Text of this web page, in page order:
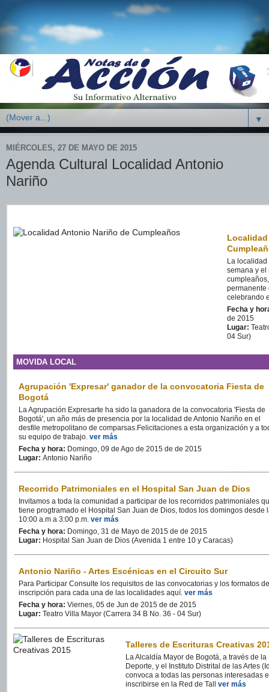
▼
MIÉRCOLES, 27 DE MAYO DE 2015
Agenda Cultural Localidad Antonio
Nariño
La
semana y el
permanente
celebrando
Fecha y
de 2015
Lugar:
04 Sur)
MOVIDA LOCAL
Agrupación 'Expresar' ganador de la convocatoria Fiesta de
Bogotá
La Agrupación Expresarte ha sido la ganadora de la convocatoria 'Fiesta de
Bogotá', un año más de presencia por la localidad de Antonio Nariño en el
desfile metropolitano de comparsas.Felicitaciones a esta organización y a
su equipo de trabajo. ver más
Fecha y hora: Domingo, 09 de Ago de 2015 de de 2015
Lugar: Antonio Nariño
Recorrido Patrimoniales en el Hospital San Juan de Dios
Invitamos a toda la comunidad a participar de los recorridos patrimoniales
tiene progtramado el Hospital San Juan de Dios, todos los domingos desde
10:00 a.m a 3:00 p.m. ver más
Fecha y hora: Domingo, 31 de Mayo de 2015 de de 2015
Lugar: Hospital San Juan de Dios (Avenida 1 entre 10 y Caracas)
Antonio Nariño - Artes Escénicas en el Circuito Sur
Para Participar Consulte los requisitos de las convocatorias y los formatos de
inscripción para cada una de las localidades aquí. ver más
Fecha y hora: Viernes, 05 de Jun de 2015 de de 2015
Lugar: Teatro Villa Mayor (Carrera 34 B No. 36 - 04 Sur)
Talleres de Escrituras Creativas
La Alcaldía Mayor de Bogotá, a través de
Deporte, y el Instituto Distrital de las Artes
convoca a todas las personas interesadas
inscribirse en la Red de Tall ver más